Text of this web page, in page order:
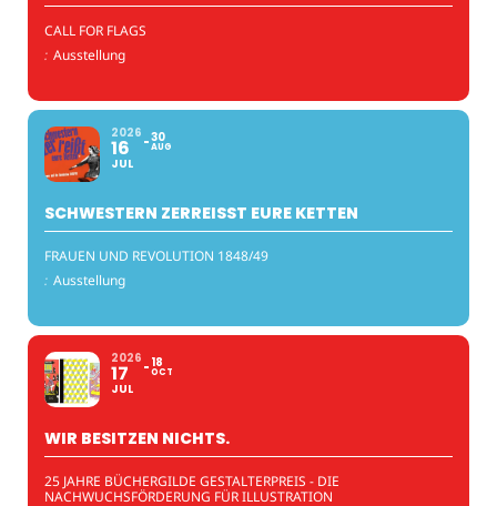
CALL FOR FLAGS
: Ausstellung
2026
16
JUL
30
AUG
SCHWESTERN ZERREISST EURE KETTEN
FRAUEN UND REVOLUTION 1848/49
: Ausstellung
2026
17
JUL
18
OCT
WIR BESITZEN NICHTS.
25 JAHRE BÜCHERGILDE GESTALTERPREIS - DIE
NACHWUCHSFÖRDERUNG FÜR ILLUSTRATION